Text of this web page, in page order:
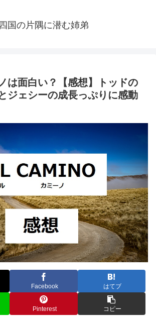
四国の片隅に潜む姉弟
は面白い？【感想】トッドの
ジェシーの成長っぷりに感動
Facebook はてブ
Pinterest コピー